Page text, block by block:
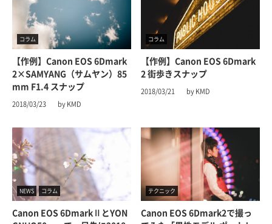
コラム
【作例】Canon EOS 6Dmark
2×SAMYANG（サムヤン）85
mm F1.4 スナップ
2018/03/23 by KMD
コラム
【作例】Canon EOS 6Dmark
2 街歩きスナップ
2018/03/21 by KMD
NEWS コラム
Canon EOS 6DmarkⅡとYON
テクニック
Canon EOS 6Dmark2で撮っ